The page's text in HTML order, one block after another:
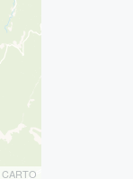
CARTO